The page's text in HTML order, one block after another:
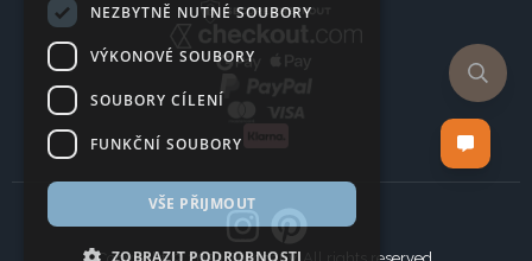
NEZBYTNĚ NUTNÉ SOUBORY
VÝKONOVÉ SOUBORY
SOUBORY CÍLENÍ
FUNKČNÍ SOUBORY
VŠE PŘIJMOUT
ZOBRAZIT PODROBNOSTI